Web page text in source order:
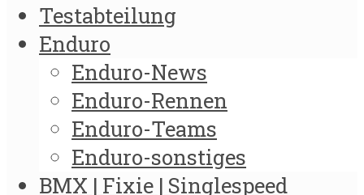
Testabteilung
Enduro
Enduro-News
Enduro-Rennen
Enduro-Teams
Enduro-sonstiges
BMX | Fixie | Singlespeed